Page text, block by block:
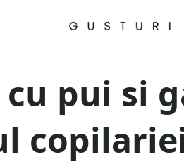
pui si